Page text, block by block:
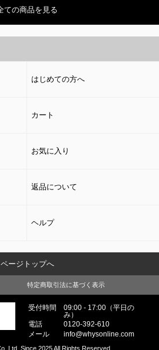
ての商品を見る
はじめての方へ
カート
お気に入り
返品について
ヘルプ
ページトップへ
特定商取引法に基づく表示
受付時間
09:00 - 17:00（平日の
み）
電話
0120-392-610
メール
info@whysonline.com
Since 2025 All Rights Reserved.